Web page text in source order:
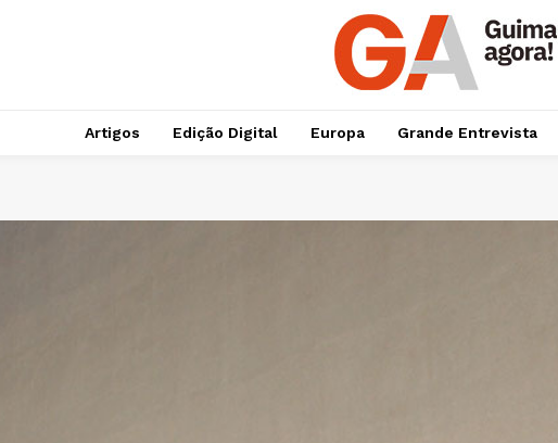
Artigos Edição Digital Europa Grande Entrevista